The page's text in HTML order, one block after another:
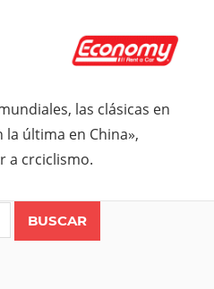
las clásicas en
última en China»,
a crciclismo.